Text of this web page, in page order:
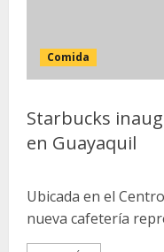
Comida
Starbucks
en Guayaquil
Ubicada en el
nueva cafetería